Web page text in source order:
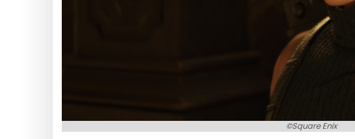
©Square Enix